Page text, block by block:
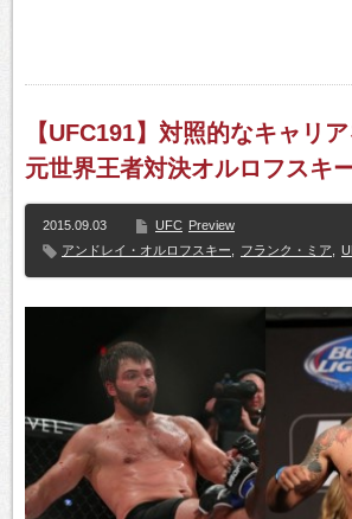
【UFC191】対照的なキャリ
元世界王者対決オルロフスキ
2015.09.03 UFC Preview
アンドレイ・オルロフスキー
フランク・ミア